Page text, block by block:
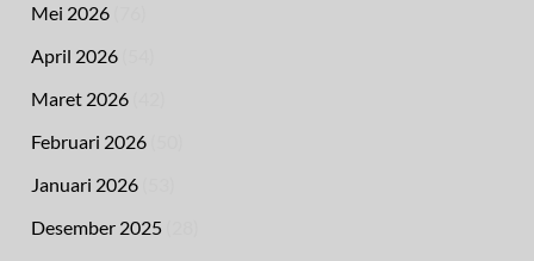
Mei 2026
April 2026
Maret 2026
Februari 2026
Januari 2026
Desember 2025